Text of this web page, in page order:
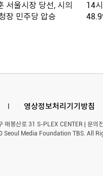
서울시장 당선, 시의
장 민주당 압승
14
l 영상정보처리기기방침
매봉산로 31 S-PLEX CENTER | 문
Seoul Media Foundation TBS. All